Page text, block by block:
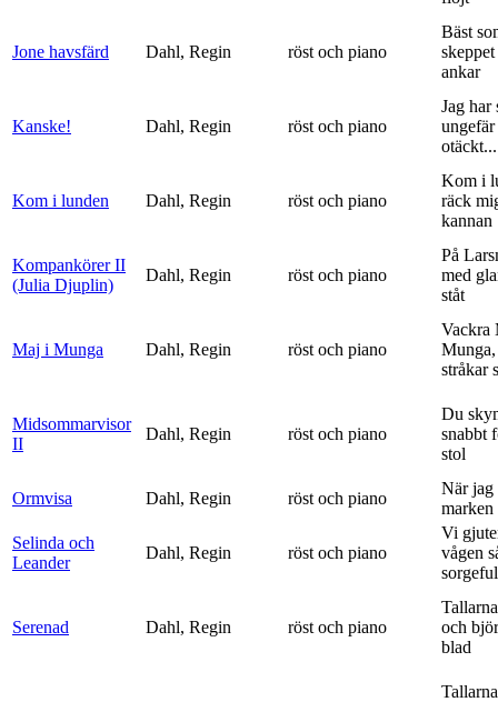
Jone havsfärd Dahl, Regin röst och piano
Bäst
ankar
Kanske! Dahl, Regin röst och piano
Jag har
otäckt...
Kom i lunden Dahl, Regin röst och piano
Kom i
räck
kannan
Kompankörer II
(Julia Djuplin)
Dahl, Regin röst och piano
På
med
ståt
Maj i Munga Dahl, Regin röst och piano
Vackra
stråkar
Midsommarvisor
II
Dahl, Regin röst och piano
Du
snabbt
stol
Ormvisa Dahl, Regin röst och piano
När jag
marken
Selinda och
Leander
Dahl, Regin röst och piano
Vi
vågen
Serenad Dahl, Regin röst och piano
och
blad